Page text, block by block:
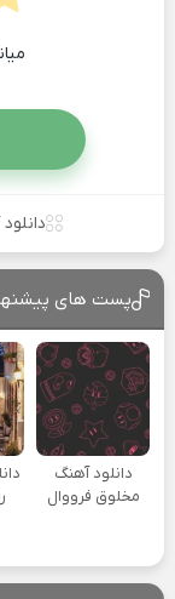
پست های
دانلود آهنگ
مخلوق فرووال